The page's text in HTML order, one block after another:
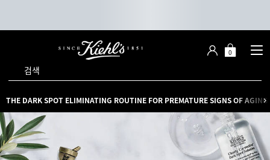
검색
장
니
0
THE DARK SPOT ELIMINATING ROUTINE FOR PREMATURE SIGNS OF AGING